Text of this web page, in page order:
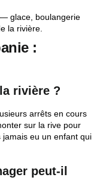
— glace, boulangerie
la rivière.
:
rivière ?
arrêts en cours
sur la rive pour
eu un enfant qui
peut-il